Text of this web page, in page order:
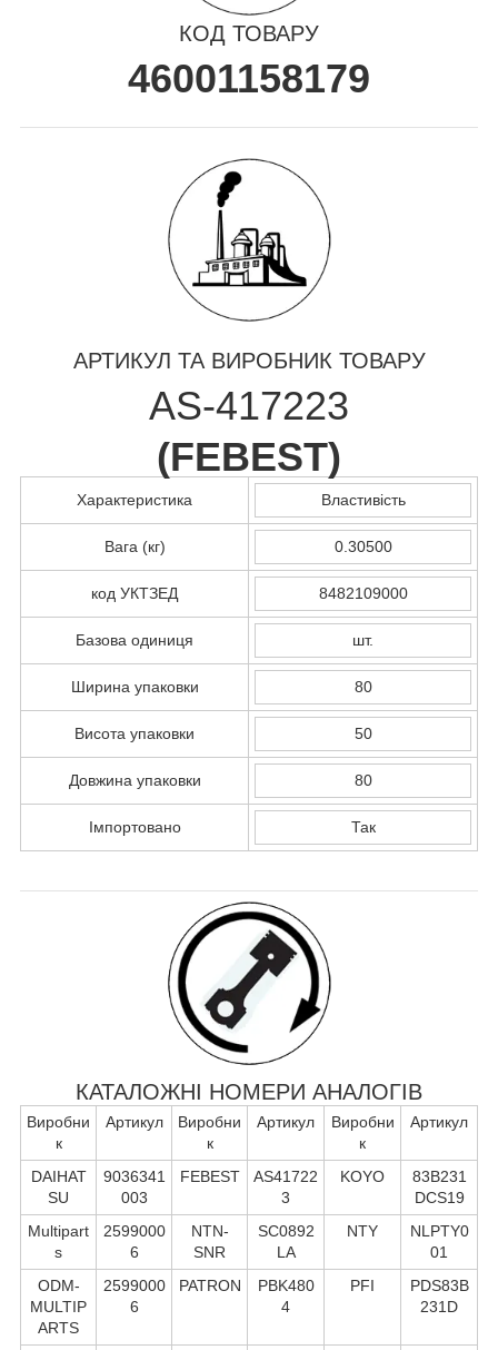
КОД ТОВАРУ
46001158179
АРТИКУЛ ТА ВИРОБНИК ТОВАРУ
AS-417223
(FEBEST)
Характеристика Властивість
Вага (кг) 0.30500
код УКТЗЕД 8482109000
Базова одиниця шт.
Ширина упаковки 80
Висота упаковки 50
Довжина упаковки 80
Імпортовано Так
КАТАЛОЖНІ НОМЕРИ АНАЛОГІВ
Виробни
к
Артикул
Виробни
к
Артикул
Виробни
к
Артикул
DAIHAT
SU
9036341
003
FEBEST
AS41722
3
KOYO
83B231
DCS19
Multipart
s
2599000
6
NTN-
SNR
SC0892
LA
NTY
NLPTY0
01
ODM-
MULTIP
ARTS
2599000
6
PATRON
PBK480
4
PFI
PDS83B
231D